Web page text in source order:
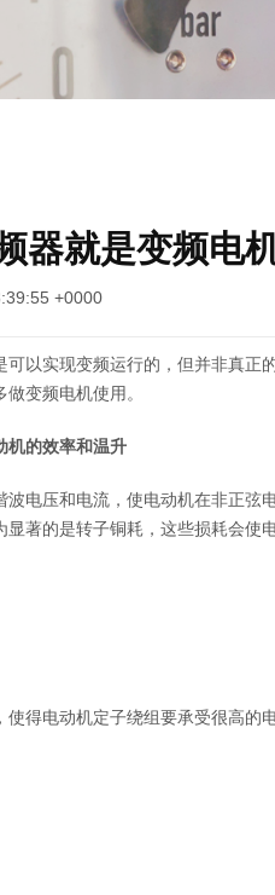
器就是变频电
+0000
以实现变频运行的，但并非真
变频电机使用。
机的效率和温升
电压和电流，使电动机在非正
著的是转子铜耗，这些损耗会
得电动机定子绕组要承受很高